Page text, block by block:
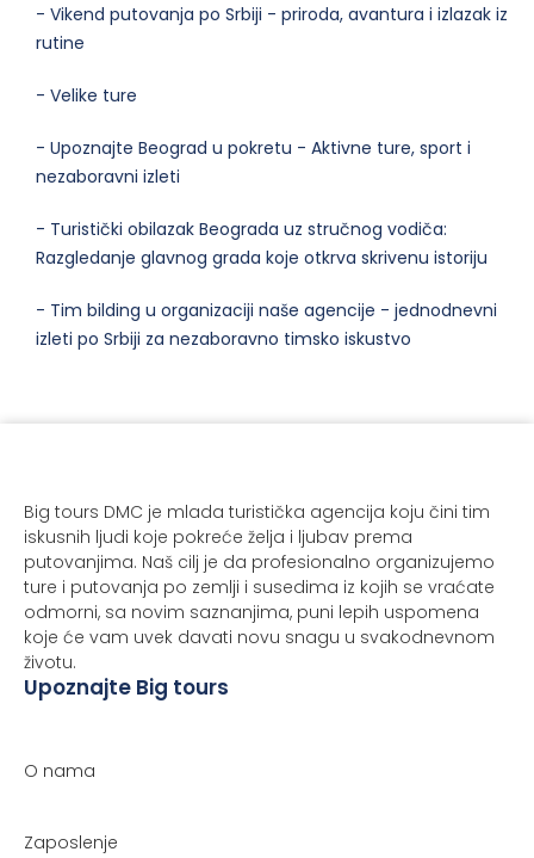
- Vikend putovanja po Srbiji - priroda, avantura i izlazak iz
rutine
- Velike ture
- Upoznajte Beograd u pokretu - Aktivne ture, sport i
nezaboravni izleti
- Turistički obilazak Beograda uz stručnog vodiča:
Razgledanje glavnog grada koje otkrva skrivenu istoriju
- Tim bilding u organizaciji naše agencije - jednodnevni
izleti po Srbiji za nezaboravno timsko iskustvo
Big tours DMC je mlada turistička agencija koju čini tim
iskusnih ljudi koje pokreće želja i ljubav prema
putovanjima. Naš cilj je da profesionalno organizujemo
ture i putovanja po zemlji i susedima iz kojih se vraćate
odmorni, sa novim saznanjima, puni lepih uspomena
koje će vam uvek davati novu snagu u svakodnevnom
životu.
Upoznajte Big tours
O nama
Zaposlenje